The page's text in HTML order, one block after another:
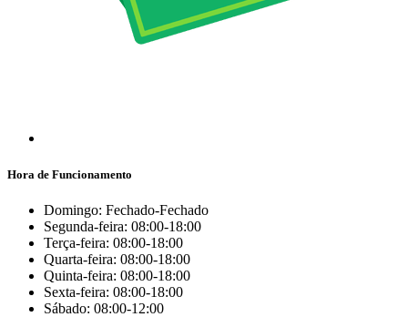
Hora de Funcionamento
Domingo: Fechado-Fechado
Segunda-feira: 08:00-18:00
Terça-feira: 08:00-18:00
Quarta-feira: 08:00-18:00
Quinta-feira: 08:00-18:00
Sexta-feira: 08:00-18:00
Sábado: 08:00-12:00